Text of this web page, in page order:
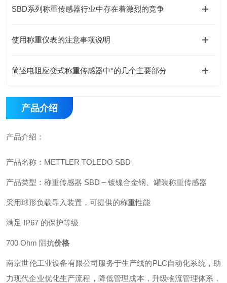
SBD系列称重传感器行业中存在着激烈的竞争
使用称重仪表的注意事项说明
简述电阻应变式称重传感器中*的几个主要部分
产品介绍
产品介绍：
产品名称：METTLER TOLEDO SBD
产品类型：称重传感器 SBD – 镀镍合金钢、罐装称重传感器
采用球形负载导入装置，可提供的称重性能
满足 IP67 的保护等级
700 Ohm 阻抗价格
南京世伦工业设备有限公司服务于生产线的PLC自动化系统，助
力现代企业优化生产流程，降低管理成本，升级物流管理体系，